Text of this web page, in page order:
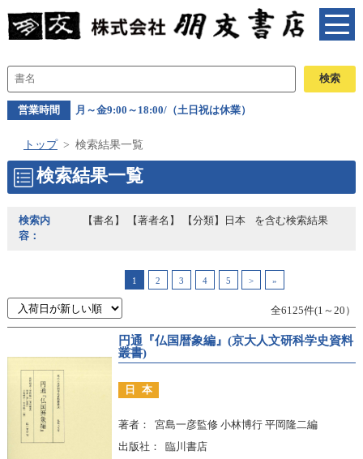
営業時間 月～金9:00～18:00/（土日祝は休業）
トップ 検索結果一覧
検索結果一覧
検索内
容：
【書名】 【著者名】 【分類】日本 を含む検索結果
1 2 3 4 5 > »
全6125件(1～20）
円通『仏国暦象編』(京大人文研科学史資料
叢書)
日本
著者
宮島一彦監修 小林博行 平岡隆二編
出版社
臨川書店